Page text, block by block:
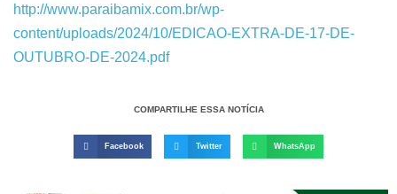
http://www.paraibamix.com.br/wp-
content/uploads/2024/10/EDICAO-EXTRA-DE-17-DE-
OUTUBRO-DE-2024.pdf
COMPARTILHE ESSA NOTÍCIA
Facebook Twitter WhatsApp